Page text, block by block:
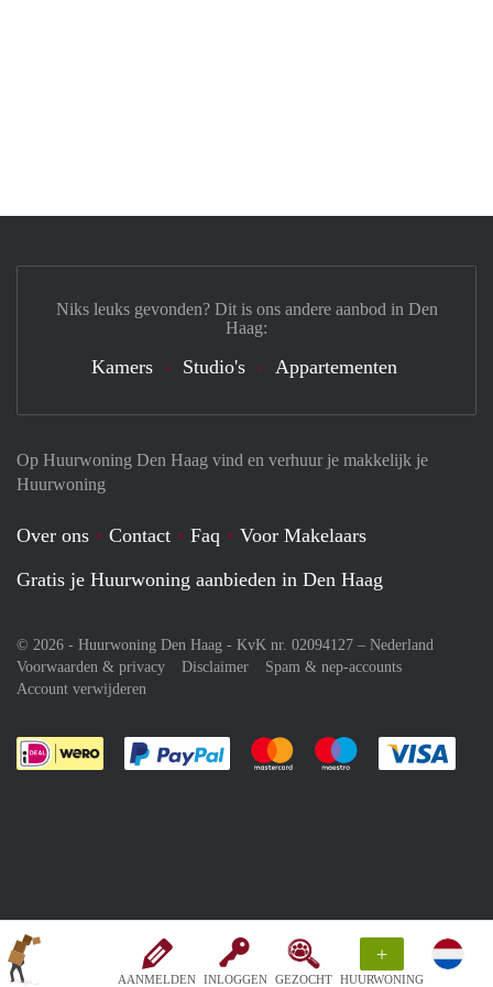
AANMELDEN INLOGGEN GEZOCHT
+
HUURWONING
Op Huurwoning Den Haag vind en verhuur je makkelijk je
Huurwoning
Over ons Contact Faq
Voor Makelaars
Gratis je Huurwoning aanbieden in Den Haag
© 2026 - Huurwoning Den Haag - KvK nr. 02094127 – Nederland
Voorwaarden & privacy
Disclaimer
Spam & nep-accounts
Account verwijderen
Je rekent gemakkelijk af met Paypal
Je rekent gemakkelijk af met
Je rekent
Niks leuks gevonden? Dit is ons andere aanbod in Den
Haag:
Kamers Studio's Appartementen